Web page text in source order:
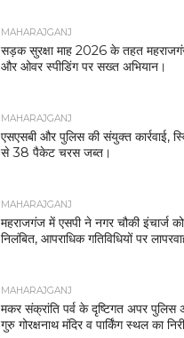
MAHARAJGANJ
सड़क सुरक्षा माह 2026 के तहत
और ओवर स्पीडिंग पर सख्त अभियान।
MAHARAJGANJ
एसएसबी और पुलिस की संयुक्त कार्रवाई,
से 38 पैकेट चरस जब्त।
MAHARAJGANJ
महराजगंज में एसपी ने नगर चौकी इंचार्ज
निलंबित, आपराधिक गतिविधियों पर
MAHARAJGANJ
मकर संक्रांति पर्व के दृष्टिगत अपर पुलिस
गुरु गोरक्षनाथ मंदिर व पार्किंग स्थल का